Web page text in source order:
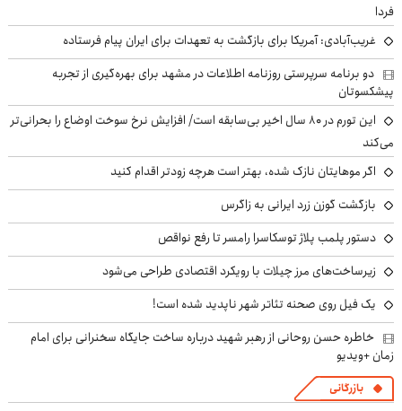
فردا
غریب‌آبادی: آمریکا برای بازگشت به تعهدات برای ایران پیام فرستاده
دو برنامه سرپرستی روزنامه اطلاعات در مشهد برای بهره‌گیری از تجربه
پیشکسوتان
این تورم در ۸۰ سال اخیر بی‌سابقه است/ افزایش نرخ سوخت اوضاع را بحرانی‌تر
می‌کند
اگر موهایتان نازک شده، بهتر است هرچه زودتر اقدام کنید
بازگشت گوزن زرد ایرانی به زاگرس
دستور پلمب پلاژ توسکاسرا رامسر تا رفع نواقص
زیرساخت‌های مرز چیلات با رویکرد اقتصادی طراحی می‌شود
یک فیل روی صحنه تئاتر شهر ناپدید شده است!
خاطره حسن روحانی از رهبر شهید درباره ساخت جایگاه سخنرانی برای امام
زمان +ویدیو
بازرگانی